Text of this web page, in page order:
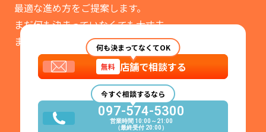
最適な進め方をご提案します。
まだ何も決まっていなくても大丈夫。
まずはお気軽にご相談ください。
何も決まってなくてOK
無料 店舗で相談する
今すぐ相談するなら
097-574-5300
営業時間 10:00～21:00
（最終受付 20:00）